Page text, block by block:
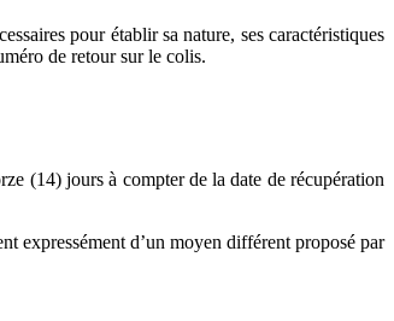
pour établir sa nature, ses caractéristiques
de retour sur le colis.
(14) jours à compter de la date de récupération
expressément d’un moyen différent proposé par